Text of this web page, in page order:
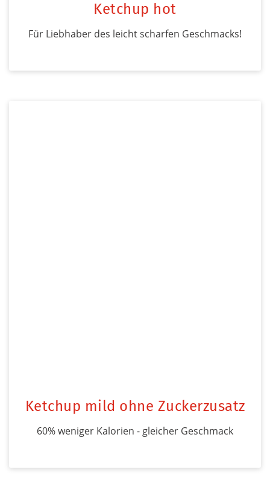
Ketchup hot
Für Liebhaber des leicht scharfen Geschmacks!
Ketchup mild ohne Zuckerzusatz
60% weniger Kalorien - gleicher Geschmack